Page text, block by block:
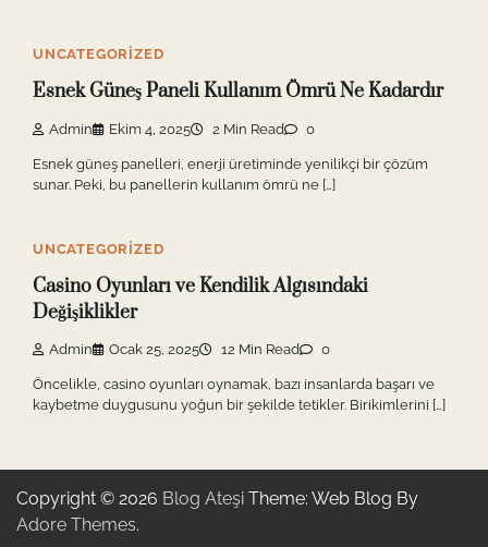
UNCATEGORIZED
Esnek Güneş Paneli Kullanım Ömrü Ne Kadardır
Admin Ekim 4, 2025 2 Min Read 0
Esnek güneş panelleri, enerji üretiminde yenilikçi bir çözüm
sunar. Peki, bu panellerin kullanım ömrü ne […]
UNCATEGORIZED
Casino Oyunları ve Kendilik Algısındaki
Değişiklikler
Admin Ocak 25, 2025 12 Min Read 0
Öncelikle, casino oyunları oynamak, bazı insanlarda başarı ve
kaybetme duygusunu yoğun bir şekilde tetikler. Birikimlerini […]
Copyright © 2026 Blog Ateşi Theme: Web Blog By
Adore Themes.